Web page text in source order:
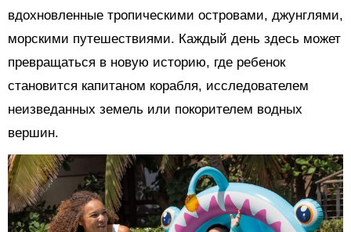
вдохновленные тропическими островами, джунглями,
морскими путешествиями. Каждый день здесь может
превращаться в новую историю, где ребенок
становится капитаном корабля, исследователем
неизведанных земель или покорителем водных
вершин.